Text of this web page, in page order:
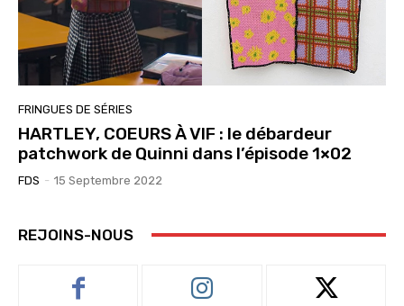
FRINGUES DE SÉRIES
HARTLEY, COEURS À VIF : le débardeur
patchwork de Quinni dans l’épisode 1×02
FDS - 15 Septembre 2022
REJOINS-NOUS